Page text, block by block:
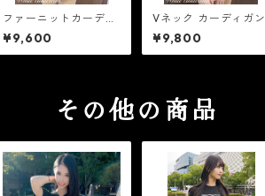
ファーニットカーディ
ガン
¥9,600
Vネック カーディガン
¥9,800
その他の商品